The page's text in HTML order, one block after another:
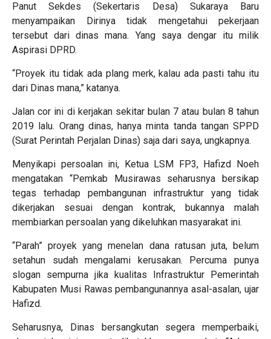
Panut Sekdes (Sekertaris Desa) Sukaraya Baru
menyampaikan Dirinya tidak mengetahui pekerjaan
tersebut dari dinas mana. Yang saya dengar itu milik
Aspirasi DPRD.
“Proyek itu tidak ada plang merk, kalau ada pasti tahu itu
dari Dinas mana,” katanya.
Jalan cor ini di kerjakan sekitar bulan 7 atau bulan 8 tahun
2019 lalu. Orang dinas, hanya minta tanda tangan SPPD
(Surat Perintah Perjalan Dinas) saja dari saya, ungkapnya.
Menyikapi persoalan ini, Ketua LSM FP3, Hafizd Noeh
mengatakan “Pemkab Musirawas seharusnya bersikap
tegas terhadap pembangunan infrastruktur yang tidak
dikerjakan sesuai dengan kontrak, bukannya malah
membiarkan persoalan yang dikeluhkan masyarakat ini.
“Parah” proyek yang menelan dana ratusan juta, belum
setahun sudah mengalami kerusakan. Percuma punya
slogan sempurna jika kualitas Infrastruktur Pemerintah
Kabupaten Musi Rawas pembangunannya asal-asalan, ujar
Hafizd.
Seharusnya, Dinas bersangkutan segera memperbaiki,